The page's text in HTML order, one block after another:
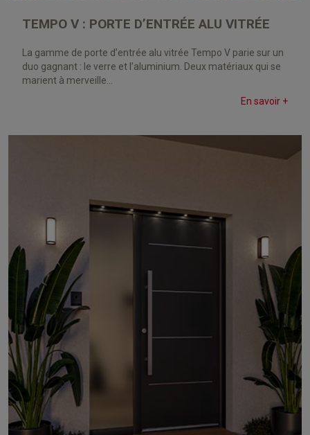
TEMPO V : PORTE D’ENTRÉE ALU VITRÉE
La gamme de porte d’entrée alu vitrée Tempo V parie sur un
duo gagnant : le verre et l’aluminium. Deux matériaux qui se
marient à merveille...
En savoir +